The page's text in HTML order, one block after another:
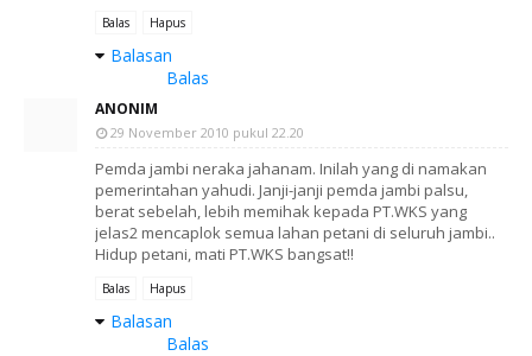
Balas Hapus
Balasan
Balas
ANONIM
29 November 2010 pukul 22.20
Pemda jambi neraka jahanam. Inilah yang di namakan
pemerintahan yahudi. Janji-janji pemda jambi palsu,
berat sebelah, lebih memihak kepada PT.WKS yang
jelas2 mencaplok semua lahan petani di seluruh jambi..
Hidup petani, mati PT.WKS bangsat!!
Balas Hapus
Balasan
Balas